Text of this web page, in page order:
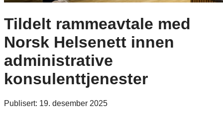
Tildelt rammeavtale med
Norsk Helsenett innen
administrative
konsulenttjenester
Publisert: 19. desember 2025